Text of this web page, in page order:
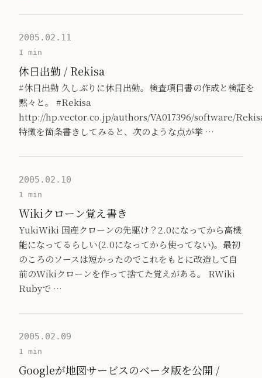
2005.02.11
1 min
休日出勤 / Rekisa
#休日出勤 久しぶりに休日出勤。検査項目書の作成と検証を
黙々と。 #Rekisa
http://hp.vector.co.jp/authors/VA017396/software/
特徴を箇条書きしてみると、次のような点が挙 …
2005.02.10
1 min
Wikiクローン覚え書き
YukiWiki 国産クローンの先駆け？2.0になってから高機
能になってるらしい(2.0になってから使ってない)。最初
のころのソースは短かったのでこれをもとに改造して自
前のWikiクローンを作って捨てた覚えがある。 RWiki
Rubyで …
2005.02.09
1 min
Googleが地図サービスのベータ版を公開 /